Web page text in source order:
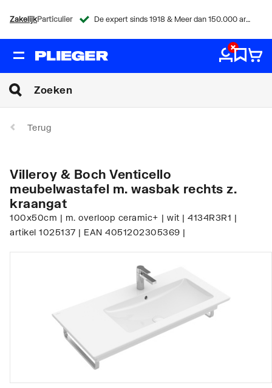
ZakelijkParticulier De expert sinds 1918 & Meer dan 150.000 artikelen
Terug
Villeroy & Boch Venticello
meubelwastafel m. wasbak rechts z.
kraangat
100x50cm | m. overloop ceramic+ | wit | 4134R3R1 |
artikel 1025137 | EAN 4051202305369 |